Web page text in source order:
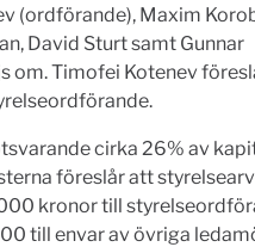
(ordförande), Maxim
David Sturt samt Gunnar
om. Timofei Kotenev
cirka 26% av
föreslår att
kronor till
till envar av övriga